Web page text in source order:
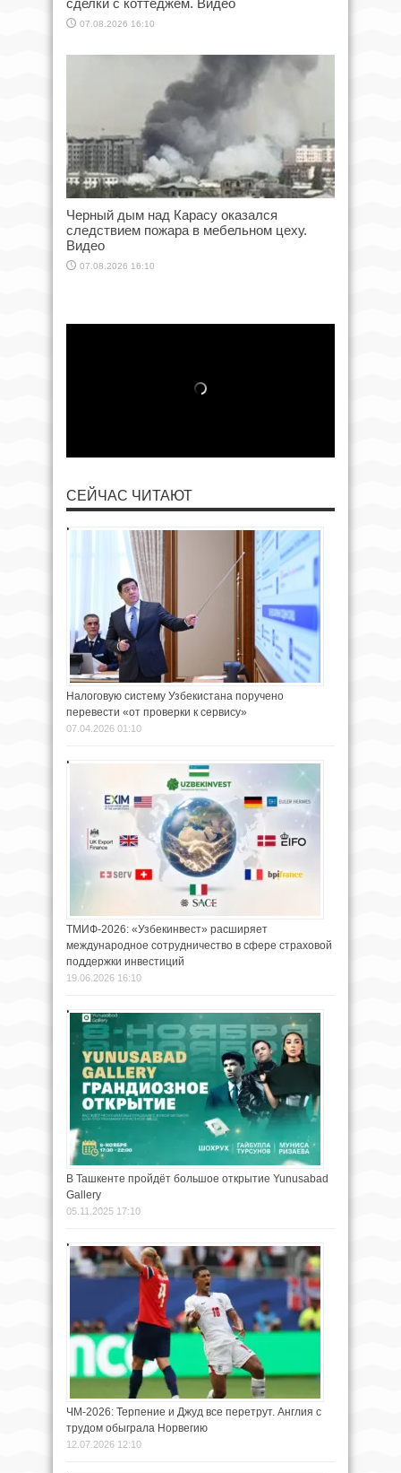
сделки с коттеджем. Видео
07.08.2026 16:10
Черный дым над Карасу оказался
следствием пожара в мебельном цеху.
Видео
07.08.2026 16:10
СЕЙЧАС ЧИТАЮТ
Налоговую систему Узбекистана поручено
перевести «от проверки к сервису»
07.04.2026 01:10
ТМИФ-2026: «Узбекинвест» расширяет
международное сотрудничество в сфере страховой
поддержки инвестиций
19.06.2026 16:10
В Ташкенте пройдёт большое открытие Yunusabad
Gallery
05.11.2025 17:10
ЧМ-2026: Терпение и Джуд все перетрут. Англия с
трудом обыграла Норвегию
12.07.2026 12:10